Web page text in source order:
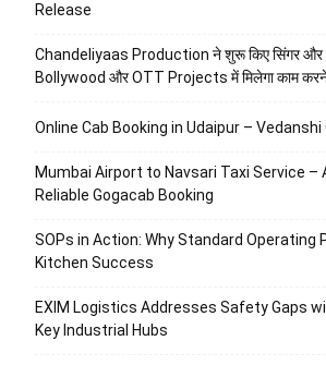
Release
Chandeliyaas Production ने शुरू किए सिंगर और
Bollywood और OTT Projects में मिलेगा काम करने
Online Cab Booking in Udaipur –
Mumbai Airport to Navsari Taxi Service –
Reliable Gogacab Booking
SOPs in Action: Why Standard Operating
Kitchen Success
EXIM Logistics Addresses Safety Gaps
Key Industrial Hubs